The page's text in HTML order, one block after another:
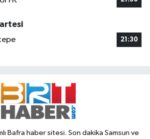
21:30
Bafra haber sitesi. Son dakika Samsun ve